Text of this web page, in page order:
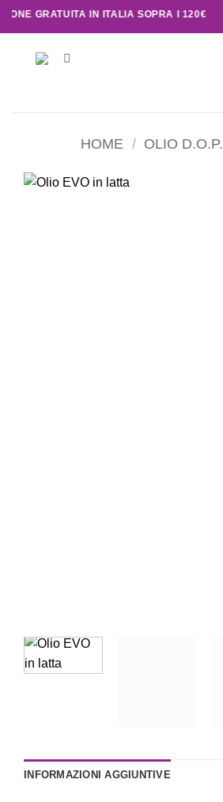
GRATUITA IN ITALIA SOPRA I 120€
HOME / OLIO D.O.P.
INFORMAZIONI AGGIUNTIVE